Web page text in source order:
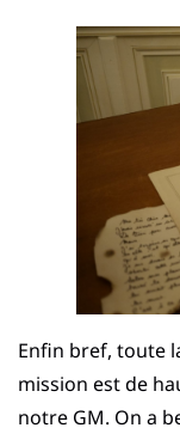
Enfin bref, toute
mission est de
notre GM. On a